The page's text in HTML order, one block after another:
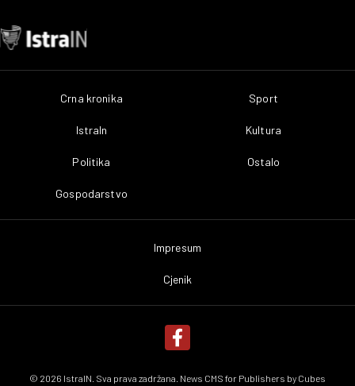
Crna kronika
IstraIn
Politika
Gospodarstvo
Sport
Kultura
Ostalo
Impresum
Cjenik
© 2026 IstraIN. Sva prava zadržana. News CMS for Publishers by Cubes